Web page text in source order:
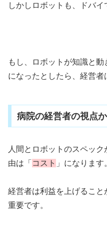
しかしロボットも、ドバイ
もし、ロボットが知識と
になったとしたら、経営者
病院の経営者の視点
人間とロボットのスペッ
由は「 コスト 」になります
経営者は利益を上げるこ
重要です。